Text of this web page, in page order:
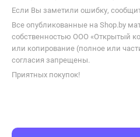
Если Вы заметили ошибку,
Все опубликованные на Shop.by
собственностью ООО «Открытый
или копирование (полное или
согласия запрещены.
Приятных покупок!